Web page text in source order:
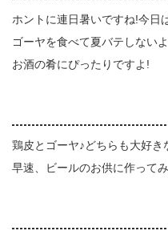
ホントに連日暑いですね!今日
ゴーヤを食べて夏バテしない
お酒の肴にぴったりですよ!
鶏皮とゴーヤ♪どちらも大好き
早速、ビールのお供に作ってみ